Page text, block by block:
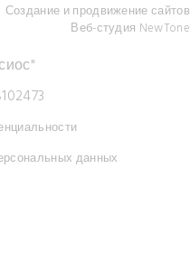
Создание и продвижение сайтов
Веб-студия NewTone
данных